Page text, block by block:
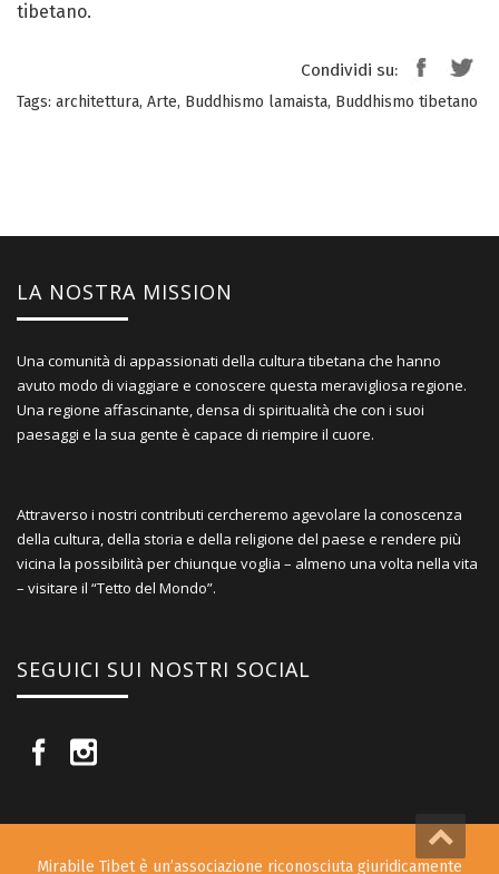
tibetano.
Condividi su:
Tags: architettura, Arte, Buddhismo lamaista, Buddhismo tibetano
LA NOSTRA MISSION
Una comunità di appassionati della cultura tibetana che hanno
avuto modo di viaggiare e conoscere questa meravigliosa regione.
Una regione affascinante, densa di spiritualità che con i suoi
paesaggi e la sua gente è capace di riempire il cuore.
Attraverso i nostri contributi cercheremo agevolare la conoscenza
della cultura, della storia e della religione del paese e rendere più
vicina la possibilità per chiunque voglia – almeno una volta nella vita
– visitare il “Tetto del Mondo”.
SEGUICI SUI NOSTRI SOCIAL
Mirabile Tibet è un’associazione riconosciuta giuridicamente